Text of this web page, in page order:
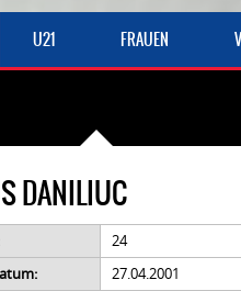
U21 FRAUEN
DANILIUC
24
27.04.2001